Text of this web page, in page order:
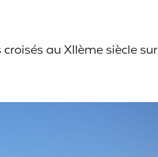
au XIIème siècle sur